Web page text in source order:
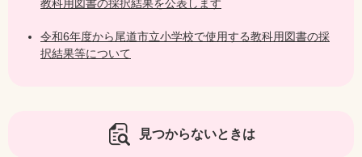
教科用図書の採択結果を公表します
令和6年度から尾道市立小学校で使用する教科用図書の採
択結果等について
見つからないときは